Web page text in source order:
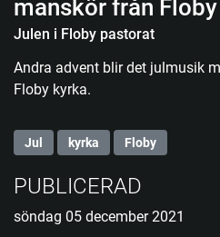
manskör från
Julen i Floby pastorat
Andra advent blir det julmusik
Floby kyrka.
Jul kyrka Floby
PUBLICERAD
söndag 05 december 2021